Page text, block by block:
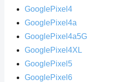
GooglePixel4
GooglePixel4a
GooglePixel4a5G
GooglePixel4XL
GooglePixel5
GooglePixel6